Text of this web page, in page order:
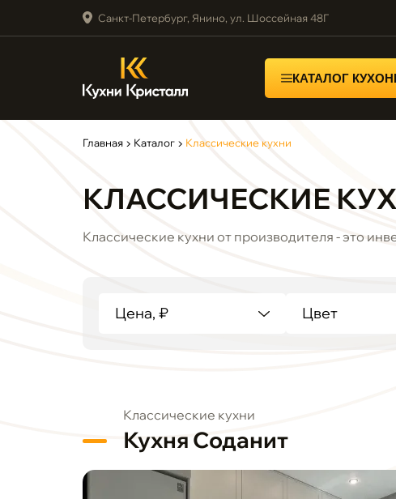
Санкт-Петербург, Янино, ул. Шоссейная 48Г
КАТАЛОГ
Главная ▶ Каталог ▶ Классические кухни
КЛАССИЧЕСКИЕ
Классические кухни от производителя - это
Цена, ₽ Цвет
Классические кухни
Кухня Соданит